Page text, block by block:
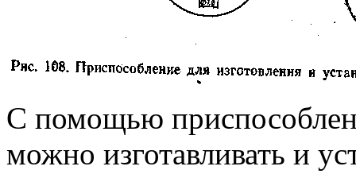
С помощью
можно изготавливать и